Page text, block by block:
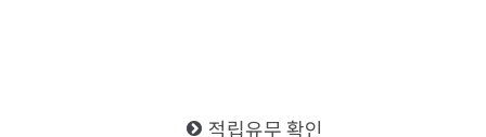
적립유무 확인